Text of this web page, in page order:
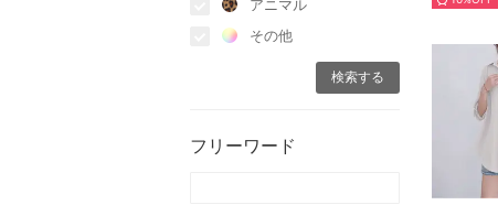
アニマル
その他
フリーワード